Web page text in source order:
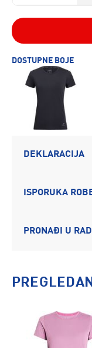
DOSTUPNE BOJE
DEKLARACIJA
ISPORUKA
PRONAĐI U